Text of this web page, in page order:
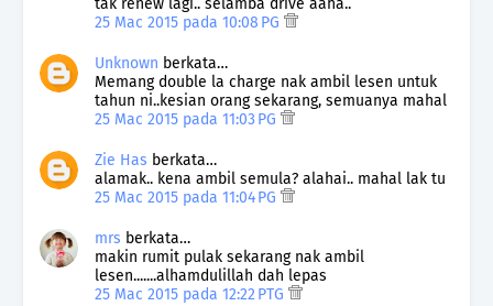
tak renew lagi.. selamba drive aaha..
25 Mac 2015 pada 10:08 PG
Unknown berkata…
Memang double la charge nak ambil lesen untuk
tahun ni..kesian orang sekarang, semuanya mahal
25 Mac 2015 pada 11:03 PG
Zie Has berkata…
alamak.. kena ambil semula? alahai.. mahal lak tu
25 Mac 2015 pada 11:04 PG
mrs berkata…
makin rumit pulak sekarang nak ambil
lesen.......alhamdulillah dah lepas
25 Mac 2015 pada 12:22 PTG